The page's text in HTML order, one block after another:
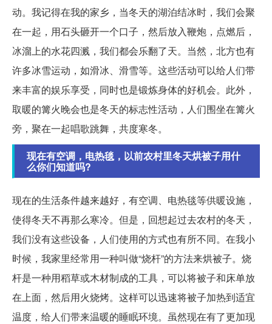
动。我记得在我的家乡，当冬天的湖泊结冰时，我们会聚
在一起，用石头砸开一个口子，然后放入鞭炮，点燃后，
冰溜上的水花四溅，我们都会乐翻了天。当然，北方也有
许多冰雪运动，如滑冰、滑雪等。这些活动可以给人们带
来丰富的娱乐享受，同时也是锻炼身体的好机会。此外，
取暖的篝火晚会也是冬天的标志性活动，人们围坐在篝火
旁，聚在一起唱歌跳舞，共度寒冬。
现在有空调，电热毯，以前农村里冬天烘被子用什
么你们知道吗?
现在的生活条件越来越好，有空调、电热毯等供暖设施，
使得冬天不再那么寒冷。但是，回想起过去农村的冬天，
我们没有这些设备，人们使用的方式也有所不同。在我小
时候，我家里经常用一种叫做“烧杆”的方法来烘被子。烧
杆是一种用稻草或木材制成的工具，可以将被子和床单放
在上面，然后用火烧烤。这样可以迅速将被子加热到适宜
温度，给人们带来温暖的睡眠环境。虽然现在有了更加现